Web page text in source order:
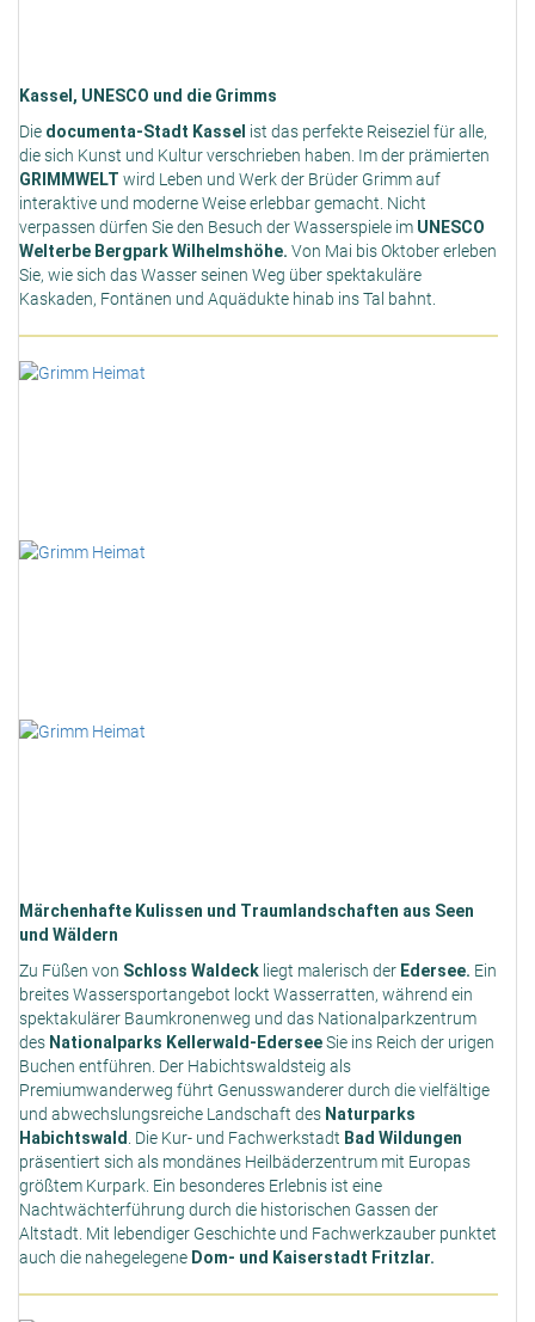
Kassel, UNESCO und die Grimms
Die documenta-Stadt Kassel ist das perfekte Reiseziel für alle,
die sich Kunst und Kultur verschrieben haben. Im der prämierten
GRIMMWELT wird Leben und Werk der Brüder Grimm auf
interaktive und moderne Weise erlebbar gemacht. Nicht
verpassen dürfen Sie den Besuch der Wasserspiele im UNESCO
Welterbe Bergpark Wilhelmshöhe. Von Mai bis Oktober erleben
Sie, wie sich das Wasser seinen Weg über spektakuläre
Kaskaden, Fontänen und Aquädukte hinab ins Tal bahnt.
Märchenhafte Kulissen und Traumlandschaften aus Seen
und Wäldern
Zu Füßen von Schloss Waldeck liegt malerisch der Edersee. Ein
breites Wassersportangebot lockt Wasserratten, während ein
spektakulärer Baumkronenweg und das Nationalparkzentrum
des Nationalparks Kellerwald-EderseeSie ins Reich der urigen
Buchen entführen. Der Habichtswaldsteig als
Premiumwanderweg führt Genusswanderer durch die vielfältige
und abwechslungsreiche Landschaft des Naturparks
Habichtswald
. Die Kur- und Fachwerkstadt Bad Wildungen
präsentiert sich als mondänes Heilbäderzentrum mit Europas
größtem Kurpark. Ein besonderes Erlebnis ist eine
Nachtwächterführung durch die historischen Gassen der
Altstadt. Mit lebendiger Geschichte und Fachwerkzauber punktet
auch die nahegelegene Dom- und Kaiserstadt Fritzlar.